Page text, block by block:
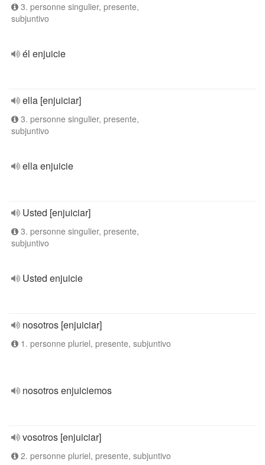
3. personne singulier, presente,
subjuntivo
él enjuicie
ella [enjuiciar]
3. personne singulier, presente,
subjuntivo
ella enjuicie
Usted [enjuiciar]
3. personne singulier, presente,
subjuntivo
Usted enjuicie
nosotros [enjuiciar]
1. personne pluriel, presente, subjuntivo
nosotros enjuiciemos
vosotros [enjuiciar]
2. personne pluriel, presente, subjuntivo